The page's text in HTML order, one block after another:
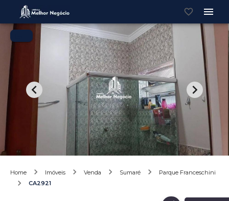
Home Imóveis Venda Sumaré
Parque Franceschini
CA2921